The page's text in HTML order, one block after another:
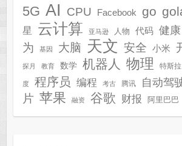
5G AI CPU Facebook go
星
云计算 亚马逊 人物 代码 健康
为
基因 大脑 天文 安全 小米
探月 教育 数学 机器人 物理 特斯拉
度 程序员 编程 考古 腾讯 自动驾
片 苹果 融资 谷歌 财报 阿里巴巴